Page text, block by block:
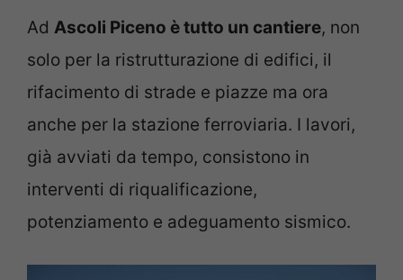
Ad Ascoli Piceno è tutto un cantiere, non
solo per la ristrutturazione di edifici, il
rifacimento di strade e piazze ma ora
anche per la stazione ferroviaria. I lavori,
già avviati da tempo, consistono in
interventi di riqualificazione,
potenziamento e adeguamento sismico.